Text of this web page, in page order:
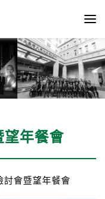
望年餐會
討會暨望年餐會